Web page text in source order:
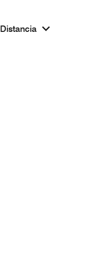
Distancia